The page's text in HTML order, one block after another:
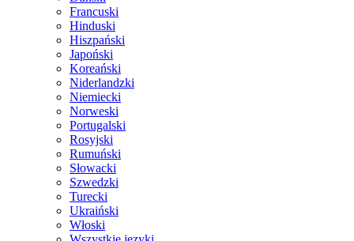
Francuski
Hinduski
Hiszpański
Japoński
Koreański
Niderlandzki
Niemiecki
Norweski
Portugalski
Rosyjski
Rumuński
Słowacki
Szwedzki
Turecki
Ukraiński
Włoski